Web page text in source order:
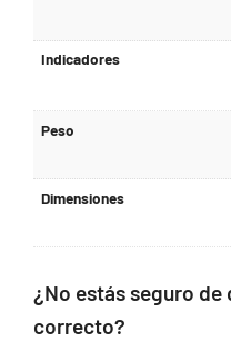
Indicadores
Peso
Dimensiones
¿No estás seguro de
correcto?